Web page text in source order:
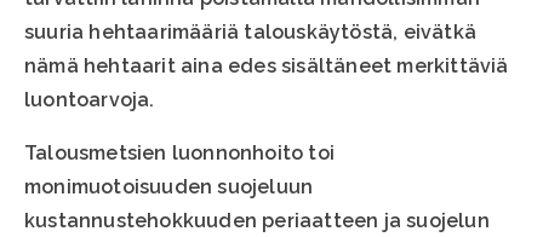
suuria hehtaarimääriä talouskäytöstä, eivätkä
nämä hehtaarit aina edes sisältäneet merkittäviä
luontoarvoja.
Talousmetsien luonnonhoito toi
monimuotoisuuden suojeluun
kustannustehokkuuden periaatteen ja suojelun